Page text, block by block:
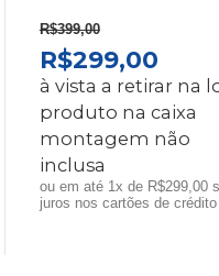
R$399,00
O
PREÇO
ORIGINAL
ERA:
R$399,00.
R$299,00O
É:
à vista a retirar na
produto na caixa
montagem não
inclusa
ou em até 1x de R$299,00
juros nos cartões de crédito